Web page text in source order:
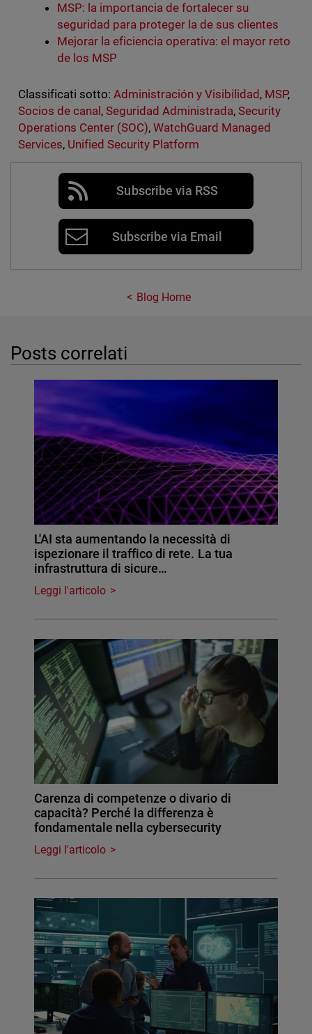
MSP: la importancia de fortalecer su
seguridad para proteger la de sus clientes
Mejorar la eficiencia operativa: el mayor reto
de los MSP
Classificati sotto: Administración y Visibilidad , MSP,
Socios de canal , Seguridad Administrada,Security
Operations Center (SOC), WatchGuard Managed
Services, Unified Security Platform
Subscribe via RSS
Subscribe via Email
Blog Home
Posts correlati
L'AI sta aumentando la necessità di
ispezionare il traffico di rete. La tua
infrastruttura di sicure…
Leggi l'articolo
Carenza di competenze o divario di
capacità? Perché la differenza è
fondamentale nella cybersecurity
Leggi l'articolo